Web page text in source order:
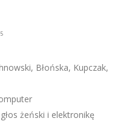
Błońska, Kupczak,
żeński i elektronikę